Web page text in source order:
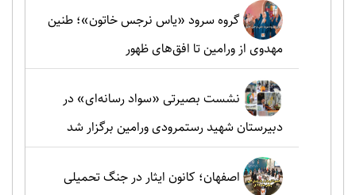
گروه سرود «یاس نرجس خاتون»؛ طنین
مهدوی از ورامین تا افق‌های ظهور
نشست بصیرتی «سواد رسانه‌ای» در
دبیرستان شهید رستمرودی ورامین برگزار شد
اصفهان؛ کانون ایثار در جنگ تحمیلی